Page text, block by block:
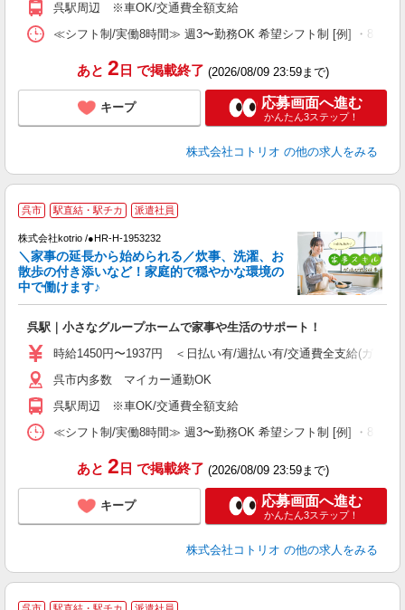
呉駅周辺 ※車OK/交通費全額支給
≪シフト制/実働8時間≫ 週3〜勤務OK 希望シフト制 [例] ・8:00
あと 2 日 で掲載終了 (2026/08/09 23:59まで)
キープ 応募画面へ進む
かんたん3ステップ！
株式会社コトリオ の他の求人をみる
呉市 駅直結・駅チカ 派遣社員
株式会社kotrio /●HR-H-1953232
＼家事の延長から始められる／炊事、洗濯、お
散歩の付き添いなど！家庭的で穏やかな環境の
中で働けます♪
呉駅｜小さなグループホームで家事や生活のサポート！
時給1450円〜1937円 ＜日払い有/週払い有/交通費全支給(ガソリ
呉市内多数 マイカー通勤OK
呉駅周辺 ※車OK/交通費全額支給
≪シフト制/実働8時間≫ 週3〜勤務OK 希望シフト制 [例] ・8:00
あと 2 日 で掲載終了 (2026/08/09 23:59まで)
キープ 応募画面へ進む
かんたん3ステップ！
株式会社コトリオ の他の求人をみる